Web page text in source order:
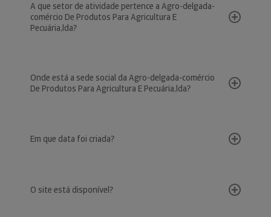
A que setor de atividade pertence a Agro-delgada-
comércio De Produtos Para Agricultura E
Pecuária,lda?
Onde está a sede social da Agro-delgada-comércio
De Produtos Para Agricultura E Pecuária,lda?
Em que data foi criada?
O site está disponível?